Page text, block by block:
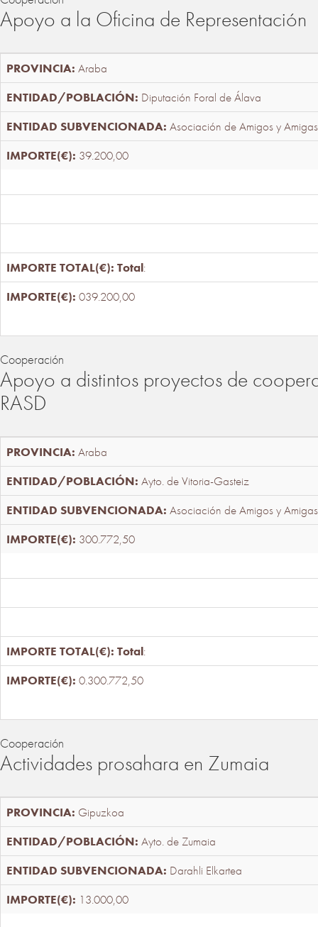
Apoyo a la Oficina de Representación
Araba
Diputación Foral de Álava
Asociación de Amigos y
39.200,00
Total:
039.200,00
Cooperación
Apoyo a distintos proyectos de
RASD
Araba
Ayto. de Vitoria-Gasteiz
Asociación de Amigos y
300.772,50
Total:
0.300.772,50
Cooperación
Actividades prosahara en Zumaia
Gipuzkoa
Ayto. de Zumaia
Darahli Elkartea
13.000,00